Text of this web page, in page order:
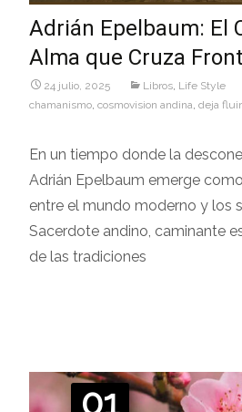
Adrián Epelbaum: El
Alma que Cruza
24 julio, 2025 Libros, Life Style
chamanismo, cosmovision andina, deja fluir
En un tiempo donde la
Adrián Epelbaum emerge
entre el mundo moderno y los
Sacerdote andino, caminante
de las tradiciones
01